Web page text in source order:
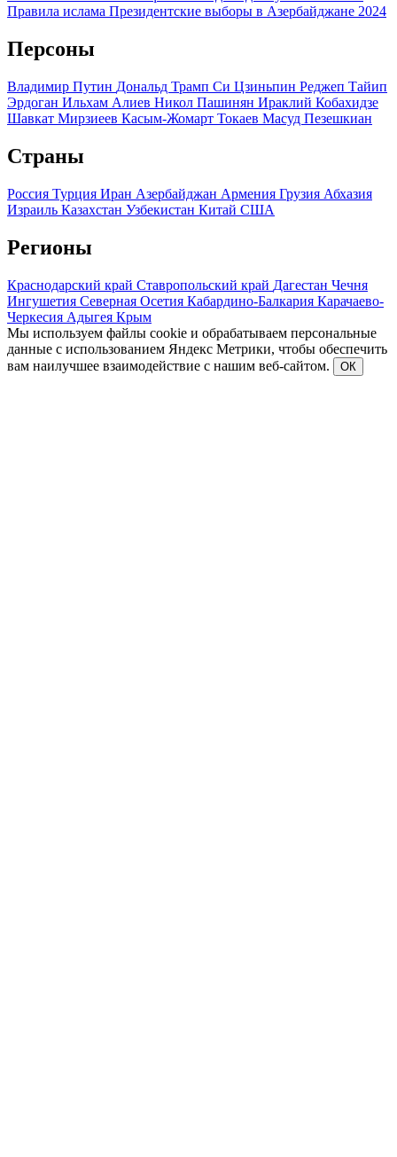
Правила ислама Президентские выборы в Азербайджане 2024
Персоны
Владимир Путин Дональд Трамп Си Цзиньпин Реджеп Тайип
Эрдоган Ильхам Алиев Никол Пашинян Ираклий Кобахидзе
Шавкат Мирзиеев Касым-Жомарт Токаев Масуд Пезешкиан
Страны
Россия Турция Иран Азербайджан Армения Грузия Абхазия
Израиль Казахстан Узбекистан Китай США
Регионы
Краснодарский край Ставропольский край Дагестан Чечня
Ингушетия Северная Осетия Кабардино-Балкария Карачаево-
Черкесия Адыгея Крым
Мы используем файлы cookie и обрабатываем персональные
данные с использованием Яндекс Метрики, чтобы обеспечить
вам наилучшее взаимодействие с нашим веб-сайтом.
ОК